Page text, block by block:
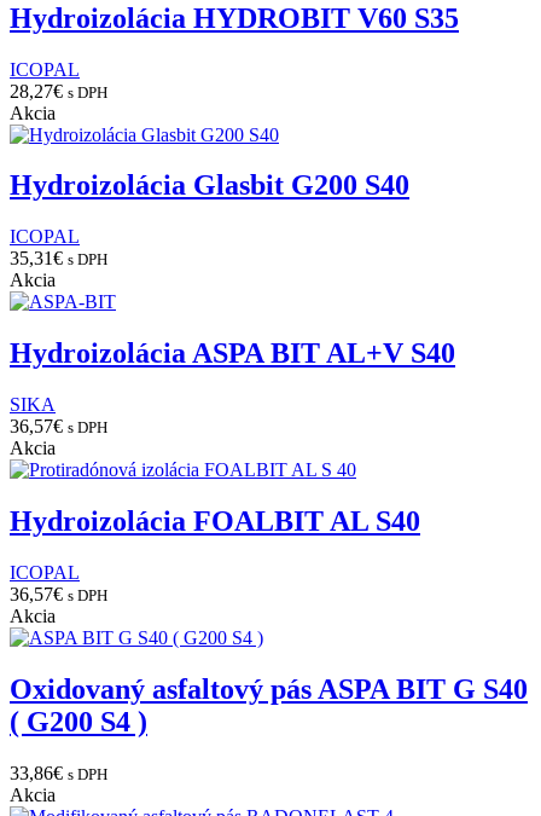
Hydroizolácia HYDROBIT V60 S35
ICOPAL
28,27€ s DPH
Akcia
Hydroizolácia Glasbit G200 S40
ICOPAL
35,31€ s DPH
Akcia
Hydroizolácia ASPA BIT AL+V S40
SIKA
36,57€ s DPH
Akcia
Hydroizolácia FOALBIT AL S40
ICOPAL
36,57€ s DPH
Akcia
Oxidovaný asfaltový pás ASPA BIT G S40
( G200 S4 )
33,86€ s DPH
Akcia